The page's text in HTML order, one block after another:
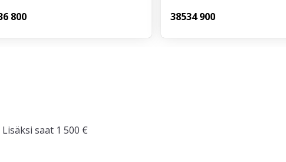
800 38534 900
saat 1 500 €